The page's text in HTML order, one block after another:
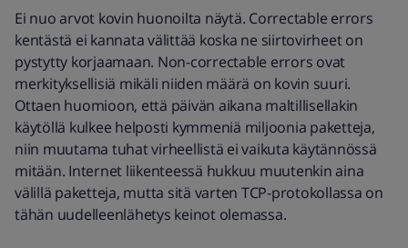
Ei nuo arvot kovin huonoilta näytä. Correctable errors
kentästä ei kannata välittää koska ne siirtovirheet on
pystytty korjaamaan. Non-correctable errors ovat
merkityksellisiä mikäli niiden määrä on kovin suuri.
Ottaen huomioon, että päivän aikana maltillisellakin
käytöllä kulkee helposti kymmeniä miljoonia paketteja,
niin muutama tuhat virheellistä ei vaikuta käytännössä
mitään. Internet liikenteessä hukkuu muutenkin aina
välillä paketteja, mutta sitä varten TCP-protokollassa on
tähän uudelleenlähetys keinot olemassa.